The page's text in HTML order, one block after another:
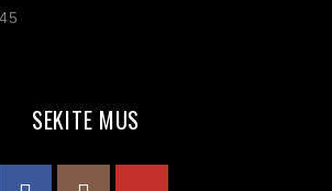
SEKITE MUS